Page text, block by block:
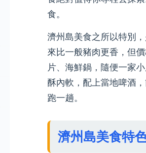
食。
濟州島美食之所以特別
來比一般豬肉更香，但
片、海鮮鍋，隨便一家
酥內軟，配上當地啤酒
跑一趟。
濟州島美食特